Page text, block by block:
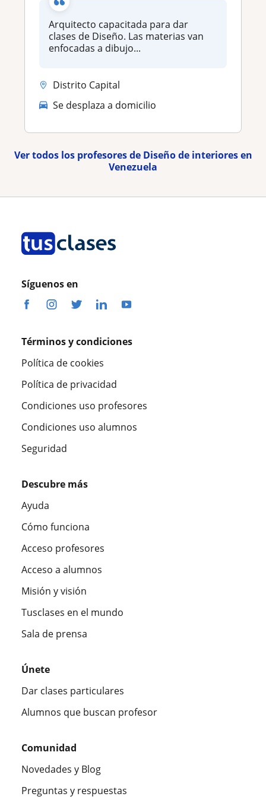
Arquitecto capacitada para dar
clases de Diseño. Las materias van
enfocadas a dibujo...
Distrito Capital
Se desplaza a domicilio
Ver todos los profesores de Diseño de interiores en
Venezuela
Síguenos en
Términos y condiciones
Política de cookies
Política de privacidad
Condiciones uso profesores
Condiciones uso alumnos
Seguridad
Descubre más
Ayuda
Cómo funciona
Acceso profesores
Acceso a alumnos
Misión y visión
Tusclases en el mundo
Sala de prensa
Únete
Dar clases particulares
Alumnos que buscan profesor
Comunidad
Novedades y Blog
Preguntas y respuestas